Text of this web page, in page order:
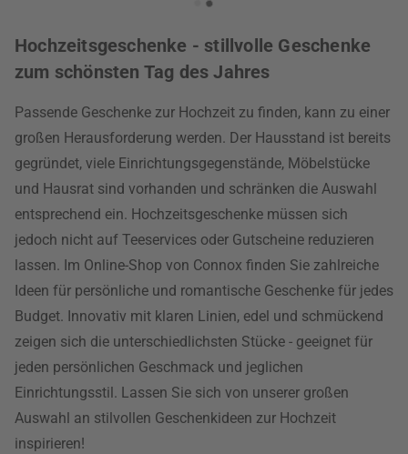
Hochzeitsgeschenke - stillvolle Geschenke
zum schönsten Tag des Jahres
Passende Geschenke zur Hochzeit zu finden, kann zu einer
großen Herausforderung werden. Der Hausstand ist bereits
gegründet, viele Einrichtungsgegenstände, Möbelstücke
und Hausrat sind vorhanden und schränken die Auswahl
entsprechend ein. Hochzeitsgeschenke müssen sich
jedoch nicht auf Teeservices oder Gutscheine reduzieren
lassen. Im Online-Shop von Connox finden Sie zahlreiche
Ideen für persönliche und romantische Geschenke für jedes
Budget. Innovativ mit klaren Linien, edel und schmückend
zeigen sich die unterschiedlichsten Stücke - geeignet für
jeden persönlichen Geschmack und jeglichen
Einrichtungsstil. Lassen Sie sich von unserer großen
Auswahl an stilvollen Geschenkideen zur Hochzeit
inspirieren!